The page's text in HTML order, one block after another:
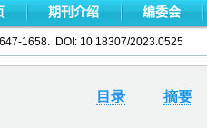
1658. DOI: 10.18307/2023.0525
目录 摘要